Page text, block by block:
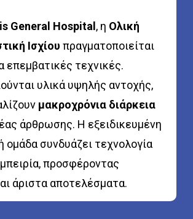
General Hospital, η Ολική
Ισχίου πραγματοποιείται
επεμβατικές τεχνικές.
υλικά υψηλής αντοχής,
μακροχρόνια διάρκεια
άρθρωσης. Η εξειδικευμένη
ομάδα συνδυάζει τεχνολογία
προσφέροντας
άριστα αποτελέσματα.